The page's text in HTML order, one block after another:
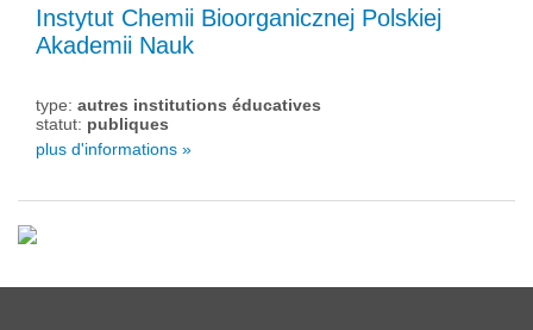
Instytut Chemii Bioorganicznej Polskiej
Akademii Nauk
type: autres institutions éducatives
statut: publiques
plus d'informations »